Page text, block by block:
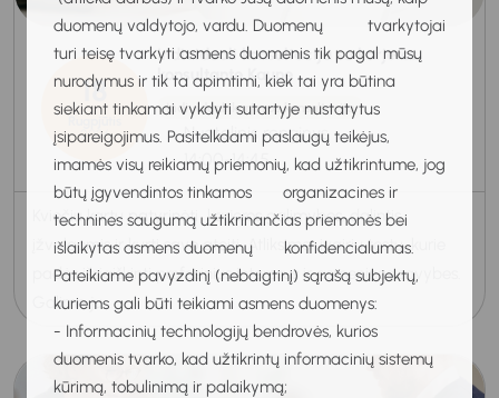
duomenų valdytojo, vardu. Duomenų tvarkytojai
turi teisę tvarkyti asmens duomenis tik pagal mūsų
nurodymus ir tik ta apimtimi, kiek tai yra būtina
siekiant tinkamai vykdyti sutartyje nustatytus
įsipareigojimus. Pasitelkdami paslaugų teikėjus,
imamės visų reikiamų priemonių, kad užtikrintume, jog
būtų įgyvendintos tinkamos organizacines ir
technines saugumą užtikrinančias priemonės bei
išlaikytas asmens duomenų konfidencialumas.
Pateikiame pavyzdinį (nebaigtinį) sąrašą subjektų,
kuriems gali būti teikiami asmens duomenys:
- Informacinių technologijų bendrovės, kurios
duomenis tvarko, kad užtikrintų informacinių sistemų
kūrimą, tobulinimą ir palaikymą;
18
2026
Individuali konsultacija su karjeros
konsultante Kaune
Individuali karjeros konsultacija
Nuotolinis renginys
14:00-14:45
Kviečiu kartu patyrinėti karjeros galimybes, dalintis
įžvalgomis ir kurti savo ateitį. Atliksime įvairių testų, kurie
padės išsiaiškinti profesinius interesus ir asmenines savybes.
Galime ju...